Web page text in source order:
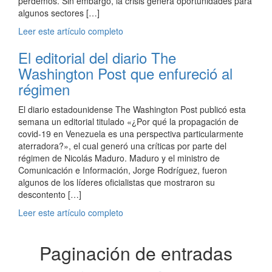
algunos sectores […]
Leer este artículo completo
El editorial del diario The
Washington Post que enfureció al
régimen
El diario estadounidense The Washington Post publicó esta
semana un editorial titulado «¿Por qué la propagación de
covid-19 en Venezuela es una perspectiva particularmente
aterradora?», el cual generó una críticas por parte del
régimen de Nicolás Maduro. Maduro y el ministro de
Comunicación e Información, Jorge Rodríguez, fueron
algunos de los líderes oficialistas que mostraron su
descontento […]
Leer este artículo completo
Paginación de entradas